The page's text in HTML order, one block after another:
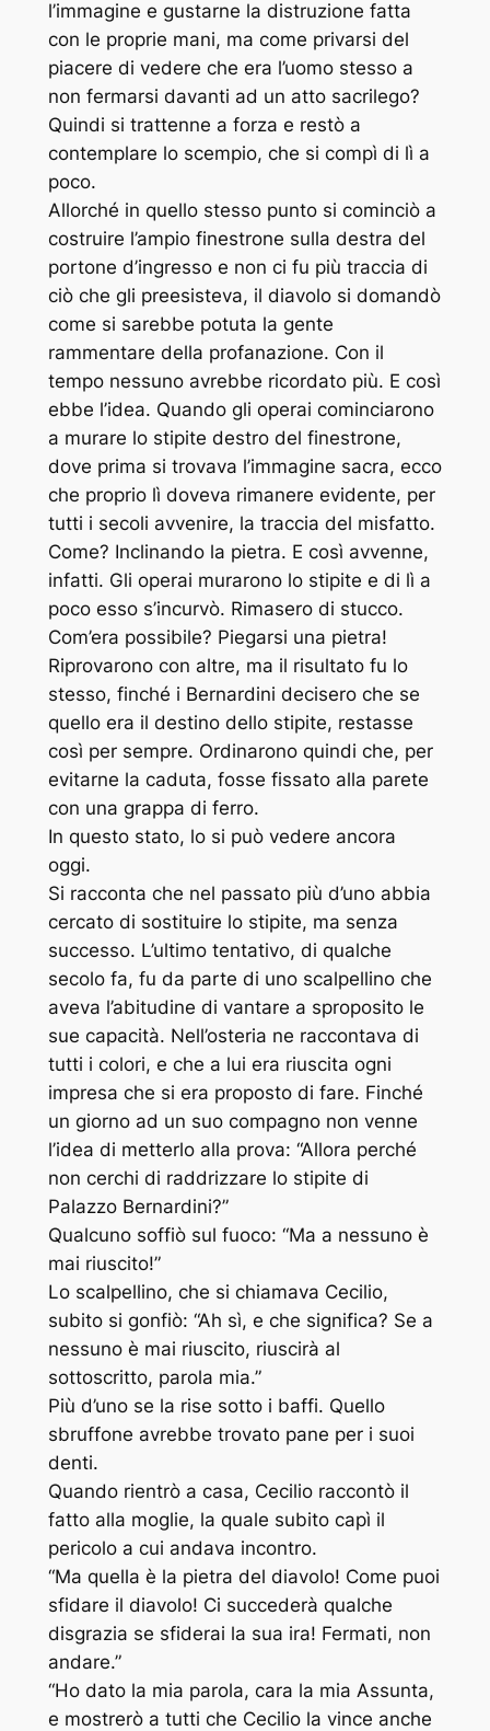
l’immagine e gustarne la distruzione fatta
con le proprie mani, ma come privarsi del
piacere di vedere che era l’uomo stesso a
non fermarsi davanti ad un atto sacrilego?
Quindi si trattenne a forza e restò a
contemplare lo scempio, che si compì di lì a
poco.
Allorché in quello stesso punto si cominciò a
costruire l’ampio finestrone sulla destra del
portone d’ingresso e non ci fu più traccia di
ciò che gli preesisteva, il diavolo si domandò
come si sarebbe potuta la gente
rammentare della profanazione. Con il
tempo nessuno avrebbe ricordato più. E così
ebbe l’idea. Quando gli operai cominciarono
a murare lo stipite destro del finestrone,
dove prima si trovava l’immagine sacra, ecco
che proprio lì doveva rimanere evidente, per
tutti i secoli avvenire, la traccia del misfatto.
Come? Inclinando la pietra. E così avvenne,
infatti. Gli operai murarono lo stipite e di lì a
poco esso s’incurvò. Rimasero di stucco.
Com’era possibile? Piegarsi una pietra!
Riprovarono con altre, ma il risultato fu lo
stesso, finché i Bernardini decisero che se
quello era il destino dello stipite, restasse
così per sempre. Ordinarono quindi che, per
evitarne la caduta, fosse fissato alla parete
con una grappa di ferro.
In questo stato, lo si può vedere ancora
oggi.
Si racconta che nel passato più d’uno abbia
cercato di sostituire lo stipite, ma senza
successo. L’ultimo tentativo, di qualche
secolo fa, fu da parte di uno scalpellino che
aveva l’abitudine di vantare a sproposito le
sue capacità. Nell’osteria ne raccontava di
tutti i colori, e che a lui era riuscita ogni
impresa che si era proposto di fare. Finché
un giorno ad un suo compagno non venne
l’idea di metterlo alla prova: “Allora perché
non cerchi di raddrizzare lo stipite di
Palazzo Bernardini?”
Qualcuno soffiò sul fuoco: “Ma a nessuno è
mai riuscito!”
Lo scalpellino, che si chiamava Cecilio,
subito si gonfiò: “Ah sì, e che significa? Se a
nessuno è mai riuscito, riuscirà al
sottoscritto, parola mia.”
Più d’uno se la rise sotto i baffi. Quello
sbruffone avrebbe trovato pane per i suoi
denti.
Quando rientrò a casa, Cecilio raccontò il
fatto alla moglie, la quale subito capì il
pericolo a cui andava incontro.
“Ma quella è la pietra del diavolo! Come puoi
sfidare il diavolo! Ci succederà qualche
disgrazia se sfiderai la sua ira! Fermati, non
andare.”
“Ho dato la mia parola, cara la mia Assunta,
e mostrerò a tutti che Cecilio la vince anche